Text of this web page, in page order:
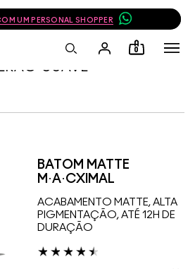
UM PERSONAL SHOPPER
0
SUAVE
BATOM MATTE
M·A·CXIMAL
ACABAMENTO MATTE, ALTA
PIGMENTAÇÃO, ATÉ 12H DE
DURAÇÃO